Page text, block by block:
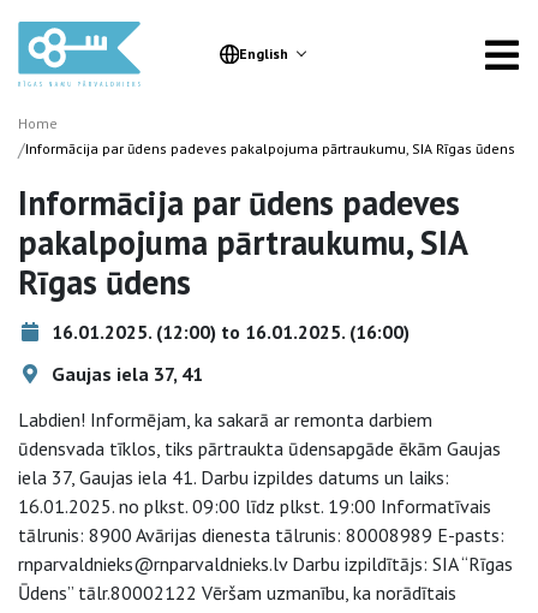
English
Home
/Informācija par ūdens padeves pakalpojuma pārtraukumu, SIA Rīgas ūdens
Informācija par ūdens padeves
pakalpojuma pārtraukumu, SIA
Rīgas ūdens
16.01.2025. (12:00) to 16.01.2025. (16:00)
Gaujas iela 37, 41
Labdien! Informējam, ka sakarā ar remonta darbiem
ūdensvada tīklos, tiks pārtraukta ūdensapgāde ēkām Gaujas
iela 37, Gaujas iela 41. Darbu izpildes datums un laiks:
16.01.2025. no plkst. 09:00 līdz plkst. 19:00 Informatīvais
tālrunis: 8900 Avārijas dienesta tālrunis: 80008989 E-pasts:
rnparvaldnieks@rnparvaldnieks.lv Darbu izpildītājs: SIA “Rīgas
Ūdens” tālr.80002122 Vēršam uzmanību, ka norādītais